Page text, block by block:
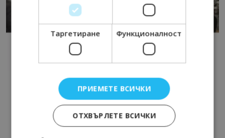
Таргетиране Функционалност
ПРИЕМЕТЕ ВСИЧКИ
ОТХВЪРЛЕТЕ ВСИЧКИ